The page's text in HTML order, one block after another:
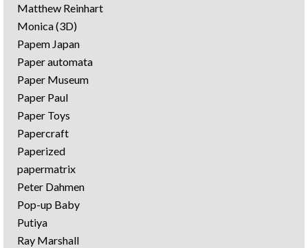
Matthew Reinhart
Monica (3D)
Papem Japan
Paper automata
Paper Museum
Paper Paul
Paper Toys
Papercraft
Paperized
papermatrix
Peter Dahmen
Pop-up Baby
Putiya
Ray Marshall